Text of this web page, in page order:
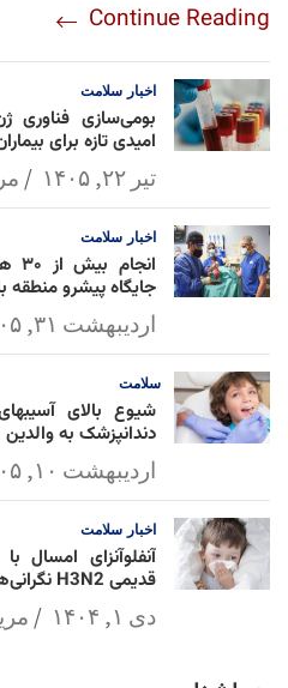
ok
Ap
p
Lin
k
l
Continue Reading
اخبار سلامت
بومی‌سازی فناوری
امیدی تازه برای
تیر ۲۲, ۱۴۰۵
اخبار سلامت
جایگاه پیشرو منطقه با ۳۸ مرکز
اردیبهشت ۳۱, ۱۴۰۵
سلامت
شیوع بالای
دندانپزشک به والدین
اردیبهشت ۱۰, ۱۴۰۵
اخبار سلامت
آنفلوآنزای
قدیمی H3N2 نگرانی‌ها را افزایش داد
دی ۱, ۱۴۰۴